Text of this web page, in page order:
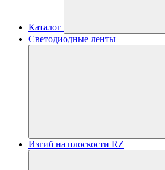
Каталог
Светодиодные ленты
Изгиб на плоскости RZ